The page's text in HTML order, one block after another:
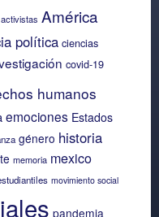
activistas América
política ciencias
covid-19
humanos
emociones Estados
género historia
memoria mexico
movimiento social
pandemia